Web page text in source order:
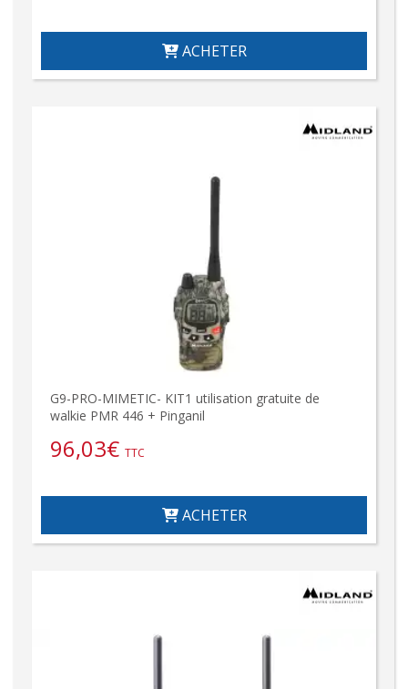
ACHETER
G9-PRO-MIMETIC- KIT1 utilisation gratuite de
walkie PMR 446 + Pinganil
96,03€ TTC
ACHETER